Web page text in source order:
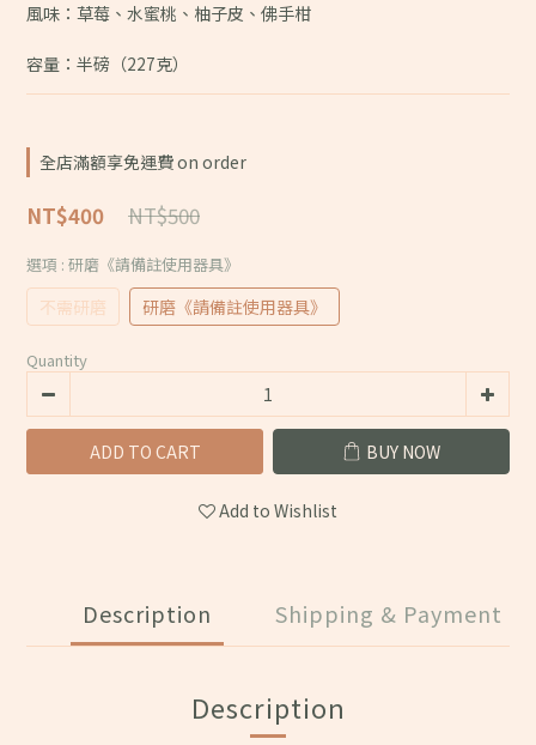
風味：草莓、水蜜桃、柚子皮、佛手柑
容量：半磅（227克）
全店滿額享免運費 on order
NT$500
NT$400
選項 : 研磨《請備註使用器具》
不需研磨 研磨《請備註使用器具》
Quantity
ADD TO CART BUY NOW
Add to Wishlist
Description Shipping & Payment
Description